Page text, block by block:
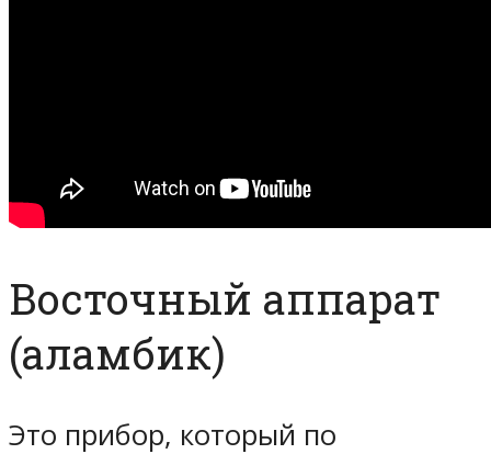
Восточный аппарат
(аламбик)
Это прибор, который по